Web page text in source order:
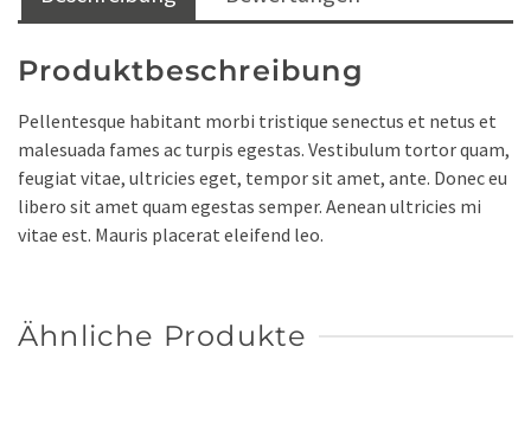
Produktbeschreibung
Pellentesque habitant morbi tristique senectus et netus et
malesuada fames ac turpis egestas. Vestibulum tortor quam,
feugiat vitae, ultricies eget, tempor sit amet, ante. Donec eu
libero sit amet quam egestas semper. Aenean ultricies mi
vitae est. Mauris placerat eleifend leo.
Ähnliche Produkte